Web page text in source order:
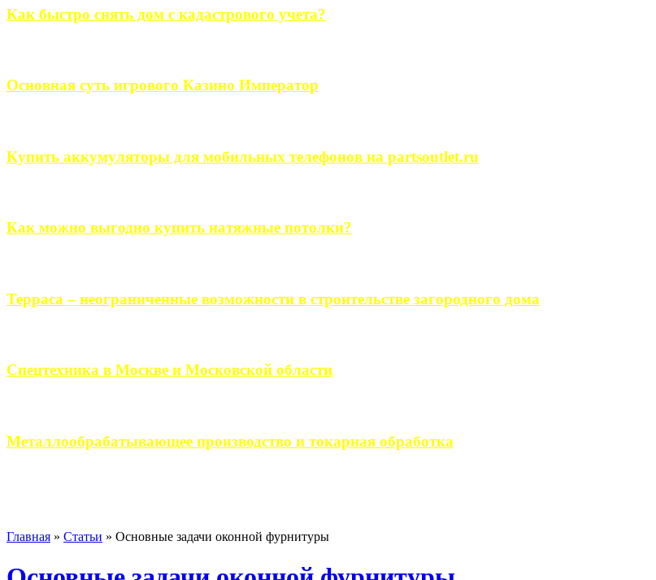
Как быстро снять дом с кадастрового учета?
Основная суть игрового Казино Император
Купить аккумуляторы для мобильных телефонов на partsoutlet.ru
Как можно выгодно купить натяжные потолки?
Терраса – неограниченные возможности в строительстве загородного дома
Спецтехника в Москве и Московской области
Металлообрабатывающее производство и токарная обработка
Главная » Статьи » Основные задачи оконной фурнитуры